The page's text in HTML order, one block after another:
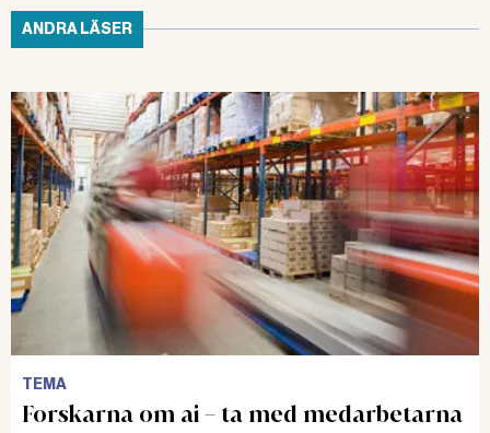
ANDRA LÄSER
TEMA
Forskarna om ai – ta med medarbetarna